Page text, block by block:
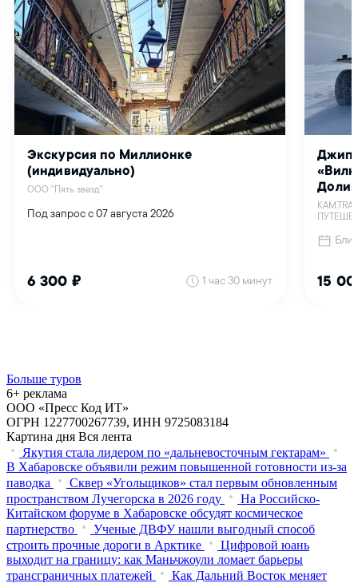
Больше туров
6+ реклама
ООО «Пресс Код ИТ»
ОГРН 1227700267739, ИНН 9725083184
Картина дня Вся лента
Якутия стала лидером по «дальневосточным гектарам»
В Хабаровске объявили режим повышенной готовности из‑за
паводка
Сквер «Угольщиков» стал первым обновленным
пространством Лучегорска в 2026 году
На Российско-
Китайском форуме в Хабаровске обсудят космическое
партнерство
Ученые ДВФУ нашли выгодный способ
строить прочные дороги в Арктике
Цифровой юань
выходит на границу: как Маньчжоули ломает барьеры
трансграничных платежей
Как Дальний Восток меняет